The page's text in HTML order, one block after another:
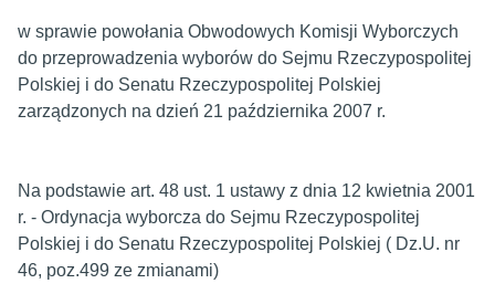
w sprawie powołania Obwodowych Komisji Wyborczych
do przeprowadzenia wyborów do Sejmu Rzeczypospolitej
Polskiej i do Senatu Rzeczypospolitej Polskiej
zarządzonych na dzień 21 października 2007 r.
Na podstawie art. 48 ust. 1 ustawy z dnia 12 kwietnia 2001
r. - Ordynacja wyborcza do Sejmu Rzeczypospolitej
Polskiej i do Senatu Rzeczypospolitej Polskiej ( Dz.U. nr
46, poz.499 ze zmianami)